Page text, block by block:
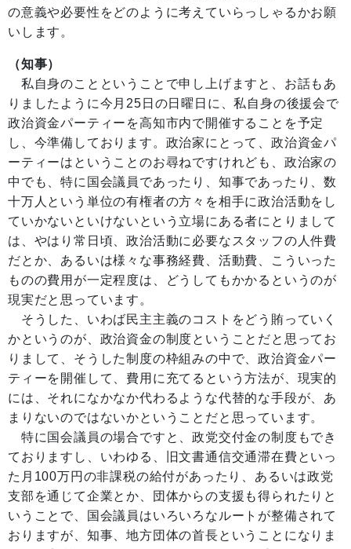
の意義や必要性をどのように考えていらっしゃるかお願
いします。
（知事）
私自身のことということで申し上げますと、お話もあ
りましたように今月25日の日曜日に、私自身の後援会で
政治資金パーティーを高知市内で開催することを予定
し、今準備しております。政治家にとって、政治資金パ
ーティーはということのお尋ねですけれども、政治家の
中でも、特に国会議員であったり、知事であったり、数
十万人という単位の有権者の方々を相手に政治活動をし
ていかないといけないという立場にある者にとりまして
は、やはり常日頃、政治活動に必要なスタッフの人件費
だとか、あるいは様々な事務経費、活動費、こういった
ものの費用が一定程度は、どうしてもかかるというのが
現実だと思っています。
そうした、いわば民主主義のコストをどう賄っていく
かというのが、政治資金の制度ということだと思ってお
りまして、そうした制度の枠組みの中で、政治資金パー
ティーを開催して、費用に充てるという方法が、現実的
には、それになかなか代わるような代替的な手段が、あ
まりないのではないかということだと思っています。
特に国会議員の場合ですと、政党交付金の制度もでき
ておりますし、いわゆる、旧文書通信交通滞在費といっ
た月100万円の非課税の給付があったり、あるいは政党
支部を通じて企業とか、団体からの支援も得られたりと
いうことで、国会議員はいろいろなルートが整備されて
おりますが、知事、地方団体の首長ということになりま